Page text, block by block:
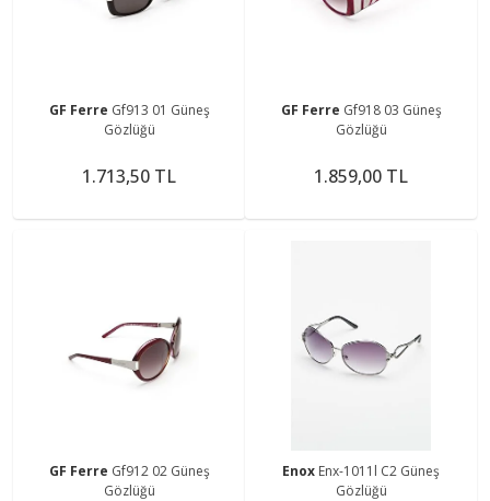
GF Ferre Gf913 01 Güneş
Gözlüğü
1.713,50 TL
GF Ferre Gf918 03 Güneş
Gözlüğü
1.859,00 TL
GF Ferre Gf912 02 Güneş
Gözlüğü
Enox Enx-1011l C2 Güneş
Gözlüğü